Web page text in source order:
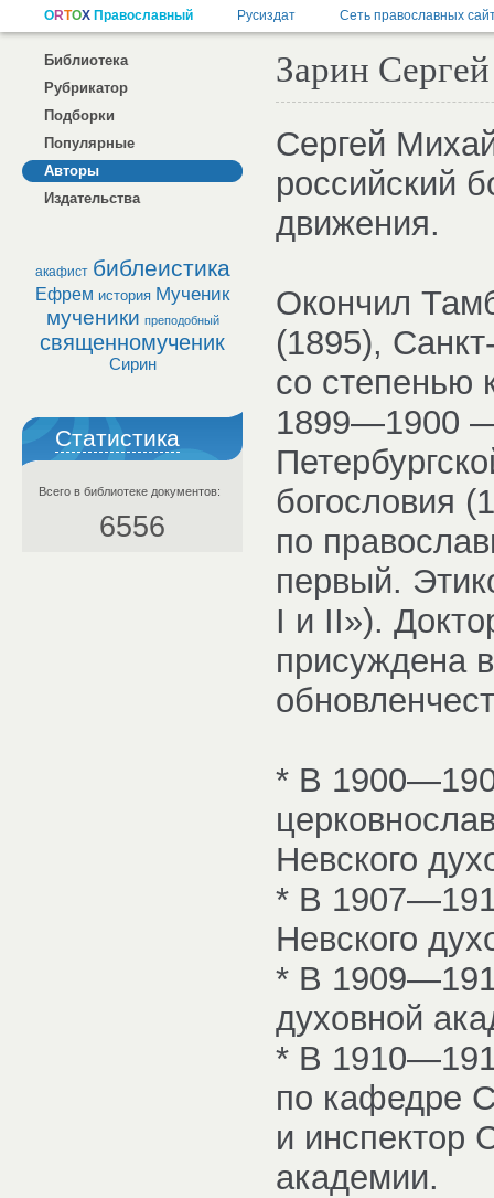
Библиотека
Рубрикатор
Подборки
Популярные
Авторы
Издательства
акафист библеистика
Ефрем история Мученик
мученики преподобный
священномученик
Сирин
Статистика
Всего в библиотеке документов:
6556
Зарин
Сергей
российский
движения.
Окончил
(1895),
со степенью
1899—1900 —
богословия
по
первый.
I и II»).
присуждена
* В
Невского
* В
Невского
* В
духовной
* В
по кафедре
и инспектор
академии.